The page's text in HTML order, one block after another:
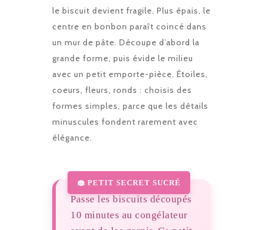
le biscuit devient fragile. Plus épais, le
centre en bonbon paraît coincé dans
un mur de pâte. Découpe d’abord la
grande forme, puis évide le milieu
avec un petit emporte-pièce. Étoiles,
coeurs, fleurs, ronds : choisis des
formes simples, parce que les détails
minuscules fondent rarement avec
élégance.
Passe les biscuits découpés
10 minutes au congélateur